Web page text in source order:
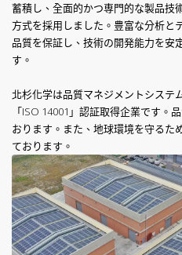
蓄積し、全面的かつ専門的な製品技
方式を採用しました。豊富な分析と
品質を保証し、技術の開発能力を安
す。
北杉化学は品質マネジメントシステ
「ISO 14001」認証取得企業です。
おります。また、地球環境を守るた
ております。